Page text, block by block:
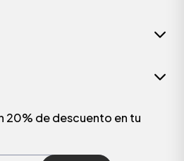
20% de descuento en tu